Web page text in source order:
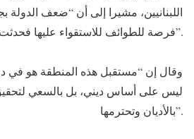
اللبنانيين، مشيرا إلى أن “ضعف الدولة
فرصة للطوائف للاستقواء عليها فحدثت الفوضى”.
وقال إن “مستقبل هذه المنطقة هو في
ليس على أساس ديني، بل بالسعي لتحقيق
بالأديان وتحترمها”.